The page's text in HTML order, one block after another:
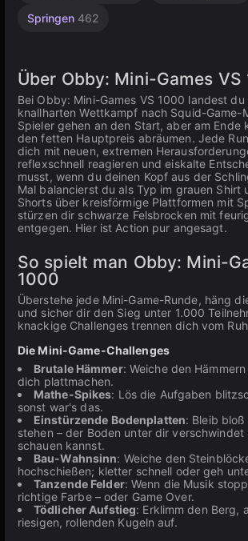
Springen 462
Über Obby: Mini-Games VS
Bei Obby: Mini-Games VS 1000 landest du
knallharten Wettkampf nach Squid-Game-
Spieler gehen an den Start, aber am Ende
den fetten Hauptpreis abräumen. Jede
dich mit neuen, extremen
reflexschnell reagieren und eiskalte
musst, wenn du deinen Kopf aus der
Mal balancierst du als Typ im grauen Shirt
Shorts über kreisförmige Plattformen mit
stürzen dir schwarze Felsbrocken mit
entgegen. Hier ist Action pur angesagt.
So spielt man Obby: Mini-
1000
Überstehe jede Mini-Game-Runde, häng
und sicher dir den Sieg unter 1.000
knackige Challenges trennen dich vom
Die Mini-Game-Challenges
Brutale Hämmer: Weiche den
dich plattmachen.
Mathe-Spikes: Lös die Aufgaben
sonst war's das.
Einstürzende Bodenplatten: Bleib
stehen – der Boden unter dir verschwindet
schauen kannst.
Bau-Wahnsinn: Weiche den
hochschießen; kletter schnell oder geh
Tanzende Felder: Wenn die Musik
richtige Farbe – oder Game Over.
Tödlicher Aufstieg: Erklimm den Berg,
riesigen, rollenden Kugeln auf.